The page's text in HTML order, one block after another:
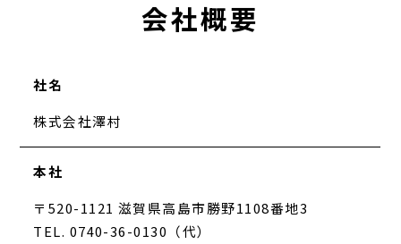
会社概要
社名
株式会社澤村
本社
〒520-1121 滋賀県高島市勝野1108番地3
TEL. 0740-36-0130（代）